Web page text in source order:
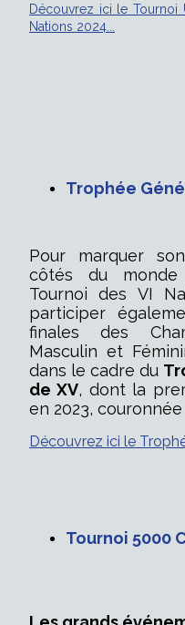
Découvrez ici le Tournoi
Nations 2024...
Trophée
Pour marquer
côtés du monde
Tournoi des VI
participer
finales des
Masculin et
dans le cadre du
de XV, dont la
en 2023,
Découvrez ici le
Tournoi 5000